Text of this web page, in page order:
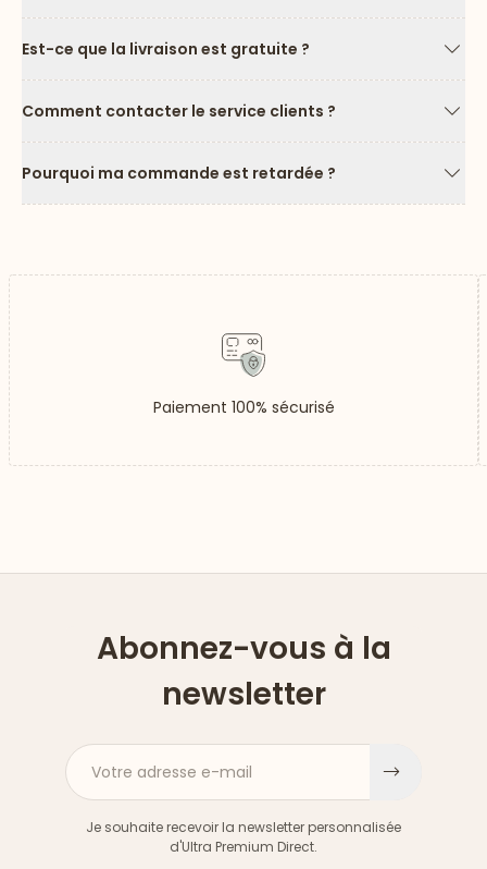
Est-ce que la livraison est gratuite ?
Comment contacter le service clients ?
Pourquoi ma commande est retardée ?
Paiement 100% sécurisé
Abonnez-vous à la
newsletter
Votre adresse e-mail
Je souhaite recevoir la newsletter personnalisée
d'Ultra Premium Direct.